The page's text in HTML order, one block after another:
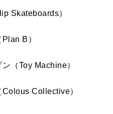
Skateboards）
B）
（Toy Machine）
Collective）